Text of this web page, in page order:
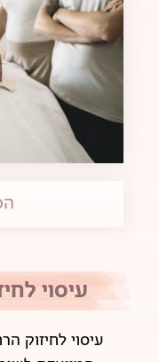
עיסוי
עיסוי לחיזוק